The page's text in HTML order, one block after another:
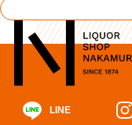
LINE